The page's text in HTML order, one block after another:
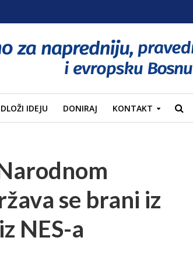
IDEJU DONIRAJ KONTAKT
se brani iz
NES-a